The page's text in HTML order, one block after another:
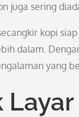
juga sering
kopi
dalam.
yang
Layar